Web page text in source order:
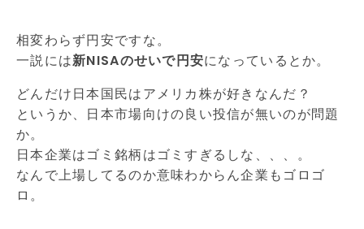
相変わらず円安ですな。
一説には新NISAのせいで円安になっているとか。
どんだけ日本国民はアメリカ株が好きなんだ？
というか、日本市場向けの良い投信が無いのが問題
か。
日本企業はゴミ銘柄はゴミすぎるしな、、、。
なんで上場してるのか意味わからん企業もゴロゴ
ロ。